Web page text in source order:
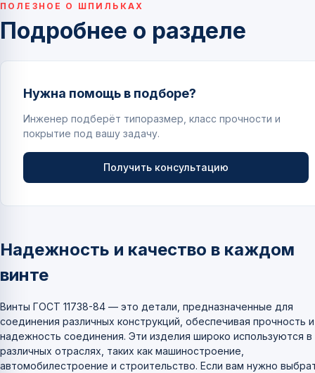
ПОЛЕЗНОЕ О ШПИЛЬКАХ
Подробнее о разделе
Нужна помощь в подборе?
Инженер подберёт типоразмер, класс прочности и
покрытие под вашу задачу.
Получить консультацию
Надежность и качество в каждом
винте
Винты ГОСТ 11738-84 — это детали, предназначенные для
соединения различных конструкций, обеспечивая прочность и
надежность соединения. Эти изделия широко используются в
различных отраслях, таких как машиностроение,
автомобилестроение и строительство. Если вам нужно